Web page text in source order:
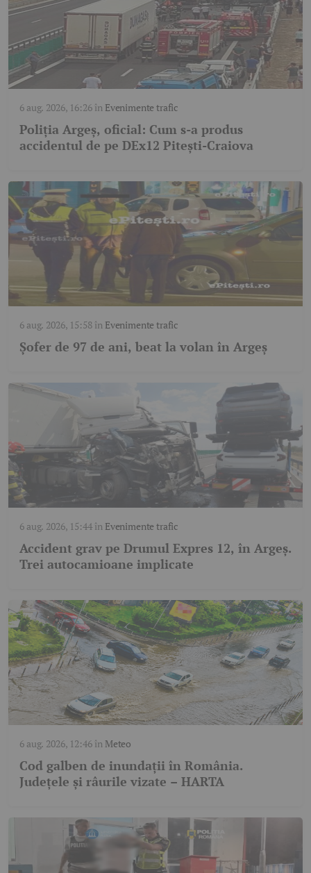
6 aug. 2026, 16:26în Evenimente trafic
Poliția Argeș, oficial: Cum s-a produs
accidentul de pe DEx12 Pitești-Craiova
6 aug. 2026, 15:58în Evenimente trafic
Șofer de 97 de ani, beat la volan în Argeș
6 aug. 2026, 15:44în Evenimente trafic
Accident grav pe Drumul Expres 12, în Argeș.
Trei autocamioane implicate
6 aug. 2026, 12:46în Meteo
Cod galben de inundații în România.
Județele și râurile vizate – HARTA